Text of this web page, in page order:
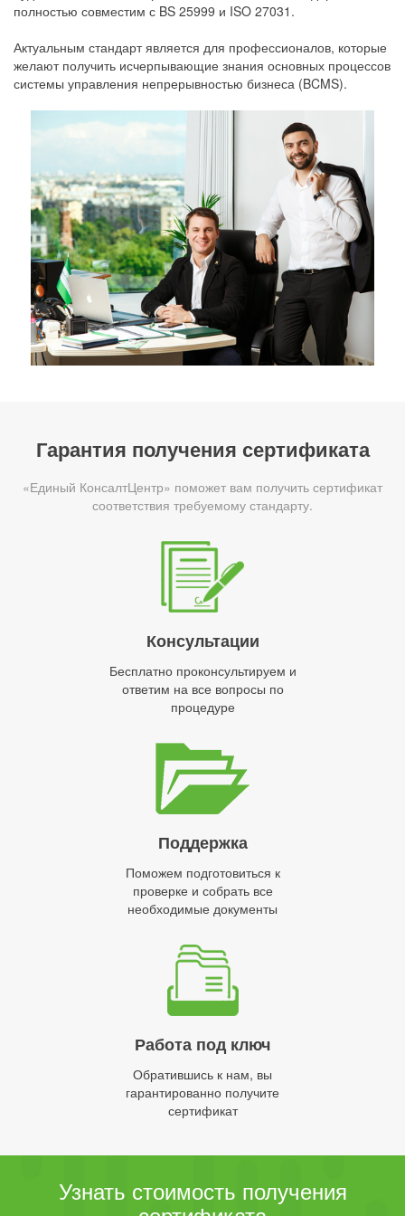
полностью совместим с BS 25999 и ISO 27031.
Актуальным стандарт является для профессионалов, которые
желают получить исчерпывающие знания основных процессов
системы управления непрерывностью бизнеса (BCMS).
Гарантия получения сертификата
«Единый КонсалтЦентр» поможет вам получить сертификат
соответствия требуемому стандарту.
Консультации
Бесплатно проконсультируем и
ответим на все вопросы по
процедуре
Поддержка
Поможем подготовиться к
проверке и собрать все
необходимые документы
Работа под ключ
Обратившись к нам, вы
гарантированно получите
сертификат
Узнать стоимость получения